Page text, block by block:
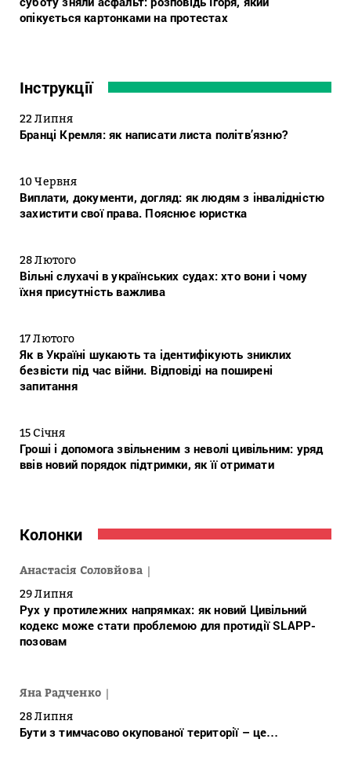
опікується картонками на протестах
Інструкції
22 Липня
Бранці Кремля: як написати листа політв’язню?
10 Червня
Виплати, документи, догляд: як людям з інвалідністю
захистити свої права. Пояснює юристка
28 Лютого
Вільні слухачі в українських судах: хто вони і чому
їхня присутність важлива
17 Лютого
Як в Україні шукають та ідентифікують зниклих
безвісти під час війни. Відповіді на поширені
запитання
15 Січня
Гроші і допомога звільненим з неволі цивільним: уряд
ввів новий порядок підтримки, як її отримати
Колонки
Анастасія Соловйова
29 Липня
Рух у протилежних напрямках: як новий Цивільний
кодекс може стати проблемою для протидії SLAPP-
позовам
Яна Радченко
28 Липня
Бути з тимчасово окупованої території – це…